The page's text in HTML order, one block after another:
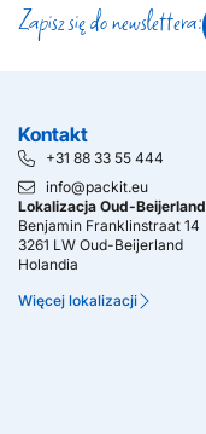
Zapisz się do newslettera:
Kontakt
+31 88 33 55 444
info@packit.eu
Lokalizacja Oud-Beijerland
Benjamin Franklinstraat 14
3261 LW Oud-Beijerland
Holandia
Więcej lokalizacji